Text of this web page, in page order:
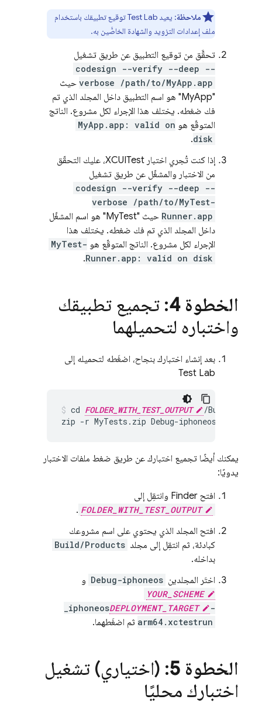
ملاحظة: يعيدTest Labتوقيع تطبيقك باستخدام
ملف إعدادات التزويد والشهادة الخاصَّين به.
تحقَّق من توقيع التطبيق عن طريق تشغيل
codesign --verify --deep --
verbose /path/to/MyApp.app حيث
"MyApp" هو اسم التطبيق داخل المجلد الذي تم
فك ضغطه. يختلف هذا الإجراء لكل مشروع. الناتج
المتوقّع هو MyApp.app: valid on
disk
.
إذا كنت تُجري اختبار XCUITest، عليك التحقّق
من الاختبار والمشغّل عن طريق تشغيل
codesign --verify --deep --
verbose /path/to/MyTest-
Runner.app
حيث "MyTest" هو اسم المشغّل
داخل المجلد الذي تم فك ضغطه. يختلف هذا
الإجراء لكل مشروع. الناتج المتوقّع هو MyTest-
Runner.app: valid on disk
.
الخطوة 4 : تجميع تطبيقك
واختباره لتحميلهما
بعد إنشاء اختبارك بنجاح، اضغَطه لتحميله إلى
Test Lab
cd FOLDER_WITH_TEST_OUTPUT
/Build/
zip -r MyTests.zip Debug-iphoneos
يمكنك أيضًا تجميع اختبارك عن طريق ضغط ملفات الاختبار
يدويًا:
افتح Finder وانتقِل إلى
FOLDER_WITH_TEST_OUTPUT
.
افتح المجلد الذي يحتوي على اسم مشروعك
كبادئة، ثم انتقِل إلى مجلد Build/Products
بداخله.
اختَر المجلدين Debug-iphoneos و
YOUR_SCHEME
_iphoneosDEPLOYMENT_TARGET
-
arm64.xctestrun ثم اضغَطهما.
الخطوة 5
: (اختياري) تشغيل
اختبارك محليًا